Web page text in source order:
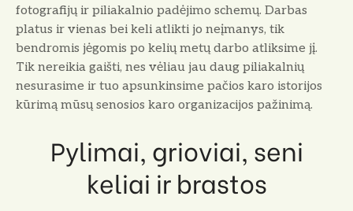
fotografijų ir piliakalnio padėjimo schemų. Darbas
platus ir vienas bei keli atlikti jo neįmanys, tik
bendromis jėgomis po kelių metų darbo atliksime jį.
Tik nereikia gaišti, nes vėliau jau daug piliakalnių
nesurasime ir tuo apsunkinsime pačios karo istorijos
kūrimą mūsų senosios karo organizacijos pažinimą.
Pylimai, grioviai, seni
keliai ir brastos